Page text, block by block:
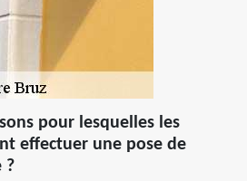
pour lesquelles les
effectuer une pose de
?